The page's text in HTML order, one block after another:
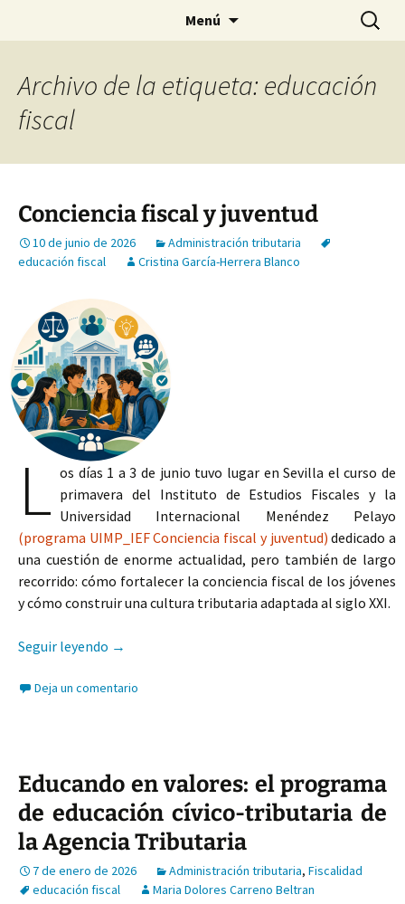
Menú Buscar:
Archivo de la etiqueta: educación
fiscal
Conciencia fiscal y juventud
10 de junio de 2026
Administración tributaria
educación fiscal
Cristina García-Herrera Blanco
L os días 1 a 3 de junio tuvo lugar en Sevilla el curso de
primavera del Instituto de Estudios Fiscales y la
Universidad Internacional Menéndez Pelayo
(programa UIMP_IEF Conciencia fiscal y juventud) dedicado a
una cuestión de enorme actualidad, pero también de largo
recorrido: cómo fortalecer la conciencia fiscal de los jóvenes
y cómo construir una cultura tributaria adaptada al siglo XXI.
Seguir leyendo Conciencia fiscal y juventud
→
Deja un comentario
Educando en valores: el programa
de educación cívico-tributaria de
la Agencia Tributaria
7 de enero de 2026 Administración tributaria, Fiscalidad
educación fiscal
Maria Dolores Carreno Beltran